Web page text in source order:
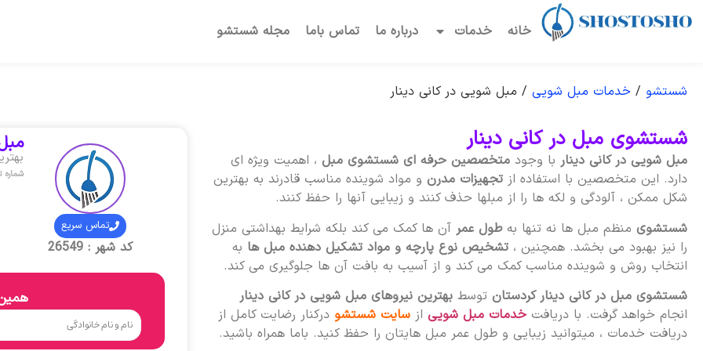
خانه خدمات درباره ما تماس باما مجله شستشو
شستشو / خدمات مبل شویی / مبل شویی در کانی دینار
شستشوی مبل در کانی دینار
مبل شویی در کانی دینار با وجود متخصصین حرفه ای شستشوی مبل ، اهمیت ویژه ای
دارد. این متخصصین با استفاده از تجهیزات مدرن و مواد شوینده مناسب قادرند به بهترین
شکل ممکن ، آلودگی و لکه ها را از مبلها حذف کنند و زیبایی آنها را حفظ کنند.
شستشوی منظم مبل ها نه تنها بهطول عمر آن ها کمک می کند بلکه شرایط بهداشتی منزل
را نیز بهبود می بخشد. همچنین ، تشخیص نوع پارچه و مواد تشکیل دهنده مبل ها به
انتخاب روش و شوینده مناسب کمک می کند و از آسیب به بافت آن ها جلوگیری می کند.
شستشوی مبل در کانی دینار کردستان توسط بهترین نیروهای مبل شویی در کانی دینار
انجام خواهد گرفت. با دریافت خدمات مبل شویی از سایت شستشو درکنار رضایت کامل از
دریافت خدمات ، میتوانید زیبایی و طول عمر مبل هایتان را حفظ کنید. باما همراه باشید.
تماس سریع
کد شهر : 26549
شماره